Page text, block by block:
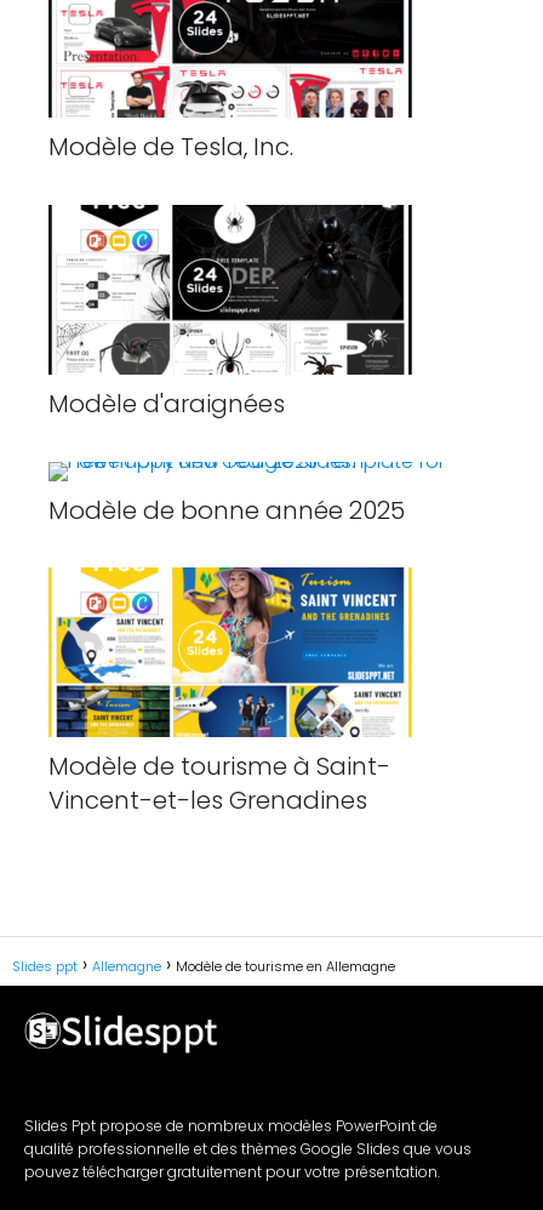
Modèle de Tesla, Inc.
Modèle d'araignées
Modèle de bonne année 2025
Modèle de tourisme à Saint-
Vincent-et-les Grenadines
Slides ppt Allemagne Modèle de tourisme en Allemagne
Slides Ppt propose de nombreux modèles PowerPoint de
qualité professionnelle et des thèmes Google Slides que vous
pouvez télécharger gratuitement pour votre présentation.